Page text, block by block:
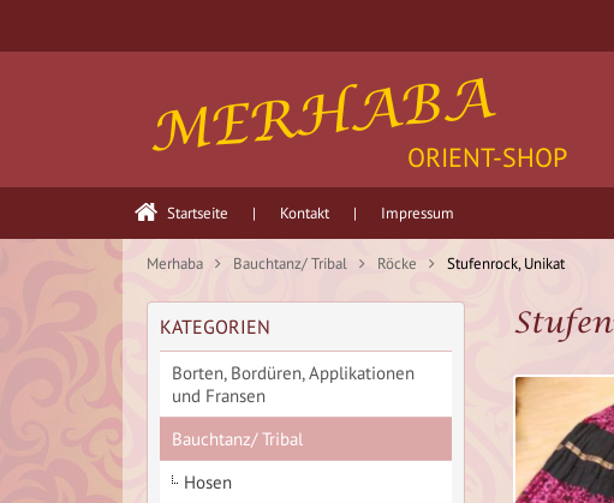
MERHABA
ORIENT-SHOP
Startseite | Kontakt | Impressum
Merhaba Bauchtanz/ Tribal Röcke Stufenrock, Unikat
KATEGORIEN
Borten, Bordüren, Applikationen
und Fransen
Bauchtanz/ Tribal
Hosen